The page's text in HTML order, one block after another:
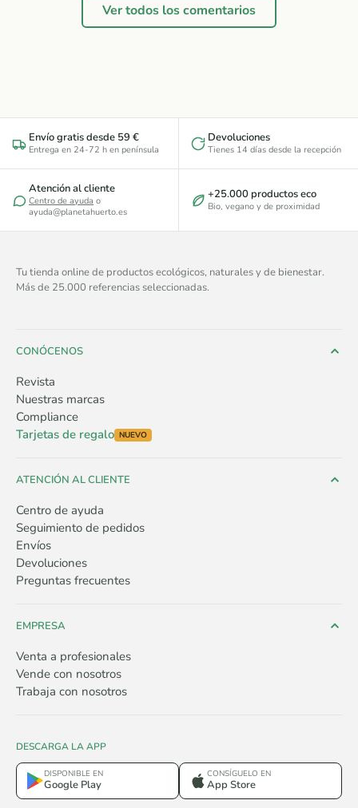
Ver todos los comentarios
Envío gratis desde 59 €
Entrega en 24-72 h en península
Devoluciones
Tienes 14 días desde la recepción
Atención al cliente
Centro de ayuda o
ayuda@planetahuerto.es
+25.000 productos eco
Bio, vegano y de proximidad
Tu tienda online de productos ecológicos, naturales y de bienestar.
Más de 25.000 referencias seleccionadas.
CONÓCENOS
Revista
Nuestras marcas
Compliance
Tarjetas de regalo NUEVO
ATENCIÓN AL CLIENTE
Centro de ayuda
Seguimiento de pedidos
Envíos
Devoluciones
Preguntas frecuentes
EMPRESA
Venta a profesionales
Vende con nosotros
Trabaja con nosotros
DESCARGA LA APP
DISPONIBLE EN
Google Play
CONSÍGUELO EN
App Store